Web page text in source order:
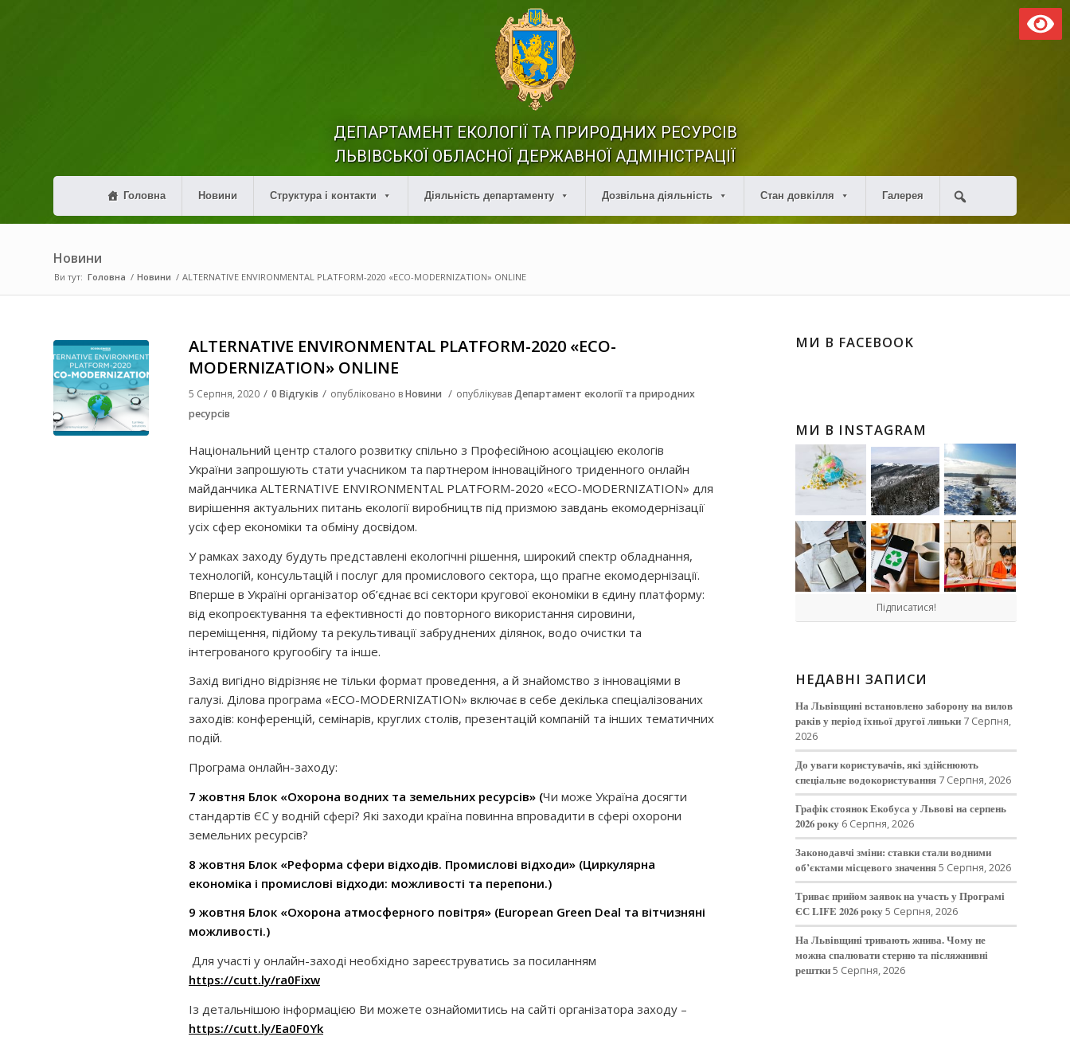
ДЕПАРТАМЕНТ ЕКОЛОГІЇ ТА ПРИРОДНИХ РЕСУРСІВ
ЛЬВІВСЬКОЇ ОБЛАСНОЇ ДЕРЖАВНОЇ АДМІНІСТРАЦІЇ
Головна Новини Структура і контакти Діяльність департаменту Дозвільна діяльність Стан довкілля Галерея
Новини
Ви тут: Головна / Новини / ALTERNATIVE ENVIRONMENTAL PLATFORM-2020 «ECO-MODERNIZATION» ONLINE
ALTERNATIVE ENVIRONMENTAL PLATFORM-2020 «ECO-
MODERNIZATION» ONLINE
5 Серпня, 2020 / 0 Відгуків / опубліковано вНовини / опублікувавДепартамент екології та природних
ресурсів
Національний центр сталого розвитку спільно з Професійною асоціацією екологів
України запрошують стати учасником та партнером інноваційного триденного онлайн
майданчика ALTERNATIVE ENVIRONMENTAL PLATFORM-2020 «ECO-MODERNIZATION» для
вирішення актуальних питань екології виробництв під призмою завдань екомодернізації
усіх сфер економіки та обміну досвідом.
У рамках заходу будуть представлені екологічні рішення, широкий спектр обладнання,
технологій, консультацій і послуг для промислового сектора, що прагне екомодернізації.
Вперше в Україні організатор об’єднає всі сектори кругової економіки в єдину платформу:
від екопроєктування та ефективності до повторного використання сировини,
переміщення, підйому та рекультивації забруднених ділянок, водо очистки та
інтегрованого кругообігу та інше.
Захід вигідно відрізняє не тільки формат проведення, а й знайомство з інноваціями в
галузі. Ділова програма «ECO-MODERNIZATION» включає в себе декілька спеціалізованих
заходів: конференцій, семінарів, круглих столів, презентацій компаній та інших тематичних
подій.
Програма онлайн-заходу:
7 жовтня Блок «Охорона водних та земельних ресурсів» (Чи може Україна досягти
стандартів ЄС у водній сфері? Які заходи країна повинна впровадити в сфері охорони
земельних ресурсів?
8 жовтня Блок «Реформа сфери відходів. Промислові відходи» (Циркулярна
економіка і промислові відходи: можливості та перепони.)
9 жовтня Блок «Охорона атмосферного повітря» (European Green Deal та вітчизняні
можливості.)
Для участі у онлайн-заході необхідно зареєструватись за посиланням
https://cutt.ly/ra0Fixw
Із детальнішою інформацією Ви можете ознайомитись на сайті організатора заходу –
https://cutt.ly/Ea0F0Yk
МИ В FACEBOOK
МИ В INSTAGRAM
Підписатися!
НЕДАВНІ ЗАПИСИ
На Львівщині встановлено заборону на вилов
раків у період їхньої другої линьки 7 Серпня,
2026
До уваги користувачів, які здійснюють
спеціальне водокористування 7 Серпня, 2026
Графік стоянок Екобуса у Львові на серпень
2026 року 6 Серпня, 2026
Законодавчі зміни: ставки стали водними
об’єктами місцевого значення5 Серпня, 2026
Триває прийом заявок на участь у Програмі
ЄС LIFE 2026 року5 Серпня, 2026
На Львівщині тривають жнива. Чому не
можна спалювати стерню та післяжнивні
рештки5 Серпня, 2026